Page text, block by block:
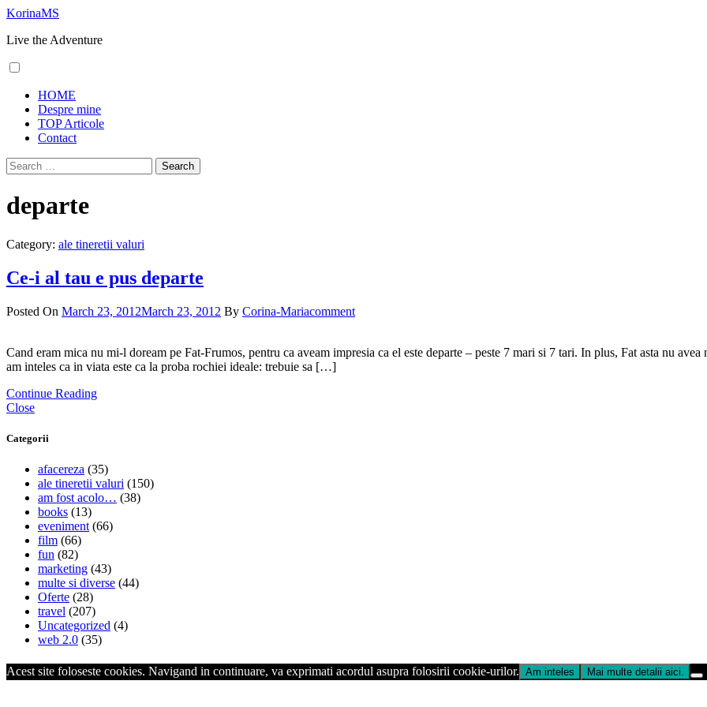
Skip
content
KorinaMS
Live the Adventure
Menu
HOME
Despre mine
TOP Articole
Contact
Search
for:
departe
Category: ale tineretii valuri
Ce-i al tau e pus departe
Posted On March 23, 2012March 23, 2012 By Corina-Mariacomment
Cand eram mica nu mi-l doream pe Fat-Frumos, pentru ca aveam impresia ca el este departe – peste 7 mari si 7 tari. In plus, Fat asta nu
am inteles ca in viata este ca la proba rochiei ideale: trebuie sa […]
Continue Reading
Close
Categorii
afacereza (35)
ale tineretii valuri (150)
am fost acolo… (38)
books (13)
eveniment (66)
film (66)
fun (82)
marketing (43)
multe si diverse (44)
Oferte (28)
travel (207)
Uncategorized (4)
web 2.0 (35)
Acest site foloseste cookies. Navigand in continuare, va exprimati acordul asupra folosirii cookie-urilor. Am inteles Mai multe detalii aici.